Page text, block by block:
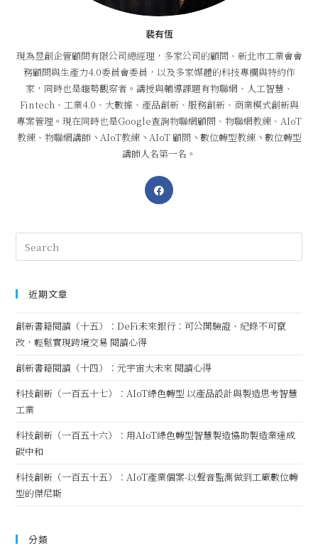
裴有恆
現為昱創企管顧問有限公司總經理，多家公司的顧問、新北市工業會會
務顧問與生產力4.0委員會委員，以及多家媒體的科技專欄與特約作
家，同時也是趨勢觀察者。講授與輔導課題有物聯網、人工智慧、
Fintech、工業4.0、大數據、產品創新、服務創新、商業模式創新與
專案管理。現在同時也是Google查詢物聯網顧問、物聯網教練、AIoT
教練、物聯網講師丶AIoT教練丶AIoT 顧問丶數位轉型教練丶數位轉型
講師人名第一名。
近期文章
創新書籍閱讀（十五）：DeFi未來銀行：可公開驗證、紀錄不可竄
改，輕鬆實現跨境交易 閱讀心得
創新書籍閱讀（十四）：元宇宙大未來 閱讀心得
科技創新（一百五十七）：AIoT綠色轉型 以產品設計與製造思考智慧
工業
科技創新（一百五十六）：用AIoT綠色轉型智慧製造協助製造業達成
碳中和
科技創新（一百五十五）：AIoT產業個案-以聲音監測做到工廠數位轉
型的傑尼斯
分類